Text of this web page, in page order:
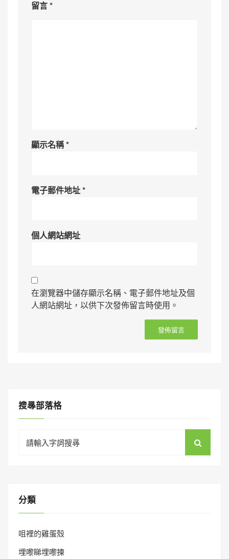
留言*
顯示名稱*
電子郵件地址*
個人網站網址
在瀏覽器中儲存顯示名稱、電子郵件地址及個
人網站網址，以供下次發佈留言時使用。
搜㝷部落格
for:
分類
咀裡的雞蛋殼
埋嚟睇埋嚟揀